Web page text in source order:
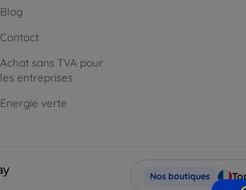
Blog
Contact
Achat sans TVA pour
les entreprises
Énergie verte
Nos boutiques